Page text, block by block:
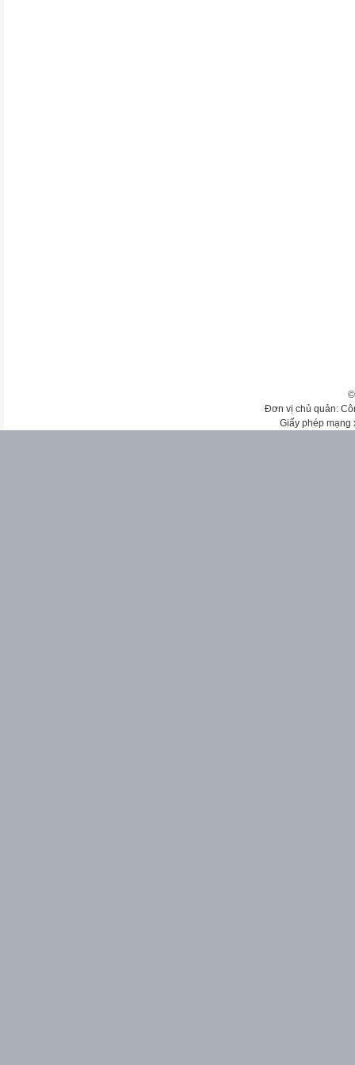
Đơn vị chủ quản:
Giấy phép mạng